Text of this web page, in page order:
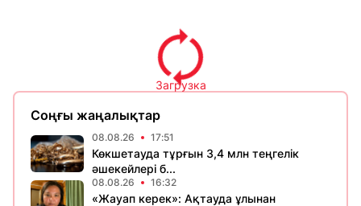
Загрузка
Соңғы жаңалықтар
08.08.26 17:51
Көкшетауда тұрғын 3,4 млн теңгелік
әшекейлері б...
08.08.26 16:32
«Жауап керек»: Ақтауда ұлынан